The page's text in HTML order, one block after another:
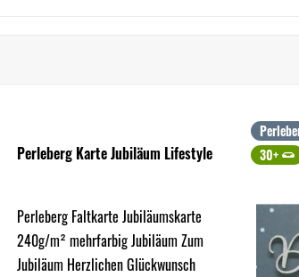
Perleberg Karte Jubiläum Lifestyle
Perleberg Faltkarte Jubiläumskarte
240g/m² mehrfarbig Jubiläum Zum
Jubiläum Herzlichen Glückwunsch
30+